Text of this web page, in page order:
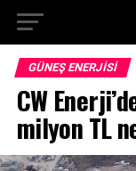
GÜNEŞ ENERJISI
CW
milyon TL